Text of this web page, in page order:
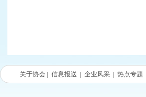
关于协会 |信息报送 |企业风采 |热点专题